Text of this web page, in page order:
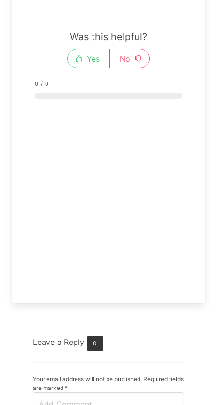
Was this helpful?
Yes No
0 / 0
Leave a Reply 0
Your email address will not be published. Required fields
are marked *